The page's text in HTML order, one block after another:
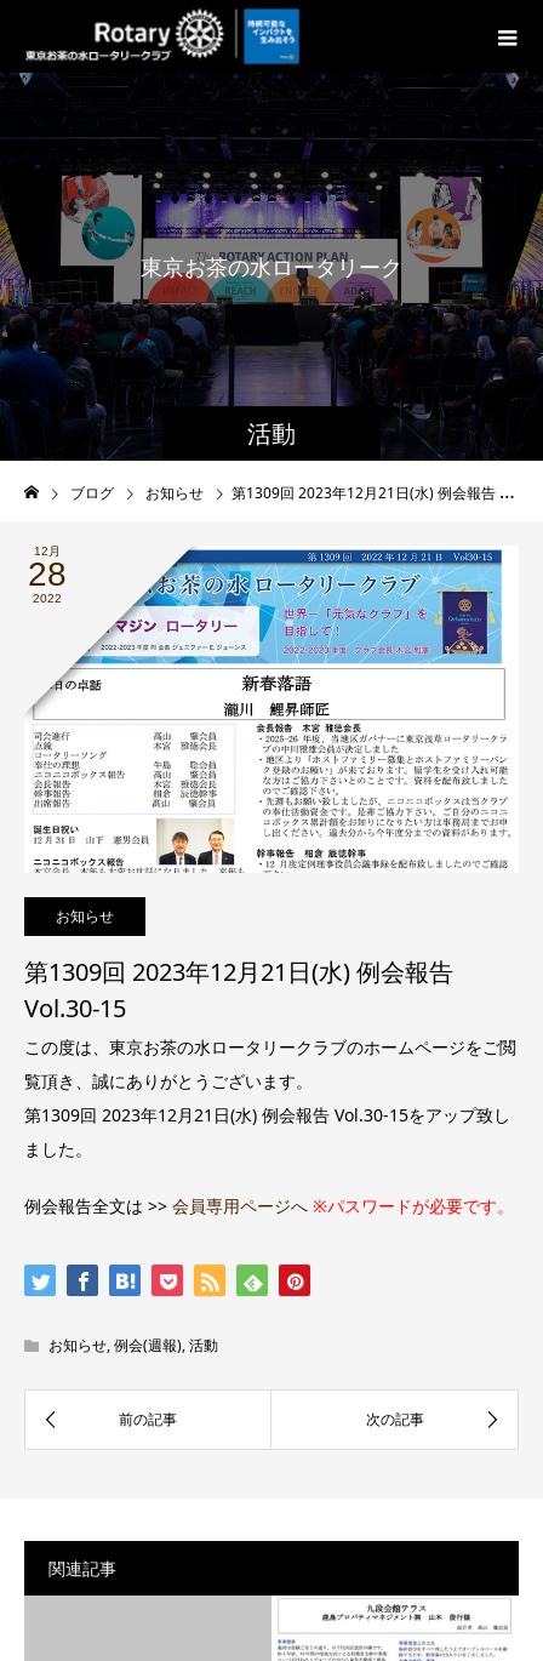
活動
東 京お茶の水ロータリー クラ ブ
ブログ お知らせ 第1309回 2023年12月21日(水) 例会報告 Vol.30-15
12月
28
2022
お知らせ
第1309回 2023年12月21日(水) 例会報告
Vol.30-15
この度は、東京お茶の水ロータリークラブのホームページをご閲
覧頂き、誠にありがとうございます。
第1309回 2023年12月21日(水) 例会報告 Vol.30-15をアップ致し
ました。
例会報告全文は >> 会員専用ページへ ※パスワードが必要です。
お知らせ,例会(週報),活動
関連記事